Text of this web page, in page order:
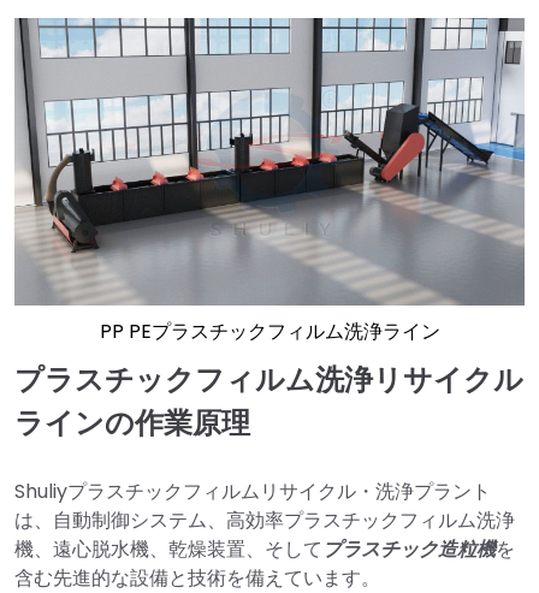
PP PEプラスチックフィルム洗浄ライン
プラスチックフィルム洗浄リサイクル
ラインの作業原理
Shuliyプラスチックフィルムリサイクル・洗浄プラント
は、自動制御システム、高効率プラスチックフィルム洗浄
機、遠心脱水機、乾燥装置、そして プラスチック造粒機を
含む先進的な設備と技術を備えています。